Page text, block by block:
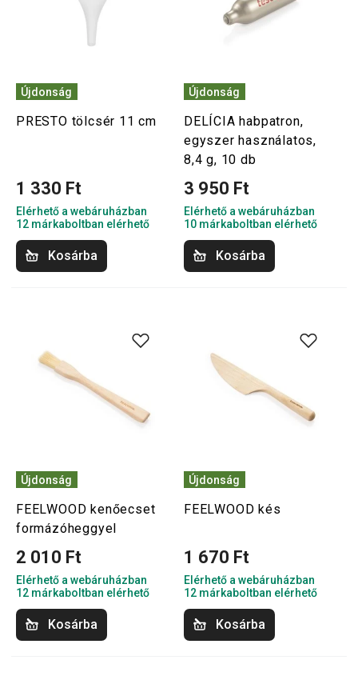
Újdonság
PRESTO tölcsér 11 cm
1 330 Ft
Elérhető a webáruházban
12 márkaboltban elérhető
Kosárba
Újdonság
DELÍCIA habpatron,
egyszer használatos,
8,4 g, 10 db
3 950 Ft
Elérhető a webáruházban
10 márkaboltban elérhető
Kosárba
Újdonság
FEELWOOD kenőecset
formázóheggyel
2 010 Ft
Elérhető a webáruházban
12 márkaboltban elérhető
Kosárba
Újdonság
FEELWOOD kés
1 670 Ft
Elérhető a webáruházban
12 márkaboltban elérhető
Kosárba